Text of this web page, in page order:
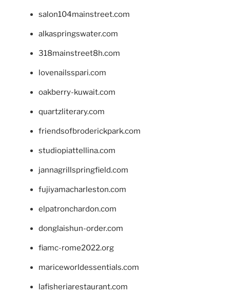
salon104mainstreet.com
alkaspringswater.com
318mainstreet8h.com
lovenailsspari.com
oakberry-kuwait.com
quartzliterary.com
friendsofbroderickpark.com
studiopiattellina.com
jannagrillspringfield.com
fujiyamacharleston.com
elpatronchardon.com
donglaishun-order.com
fiamc-rome2022.org
mariceworldessentials.com
lafisheriarestaurant.com